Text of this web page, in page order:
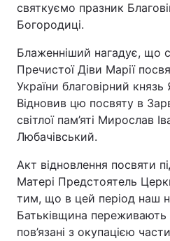
святкуємо празник
Богородиці.
Блаженніший нагадує, що
Пречистої Діви Марії
України благовірний
Відновив цю посвяту в
світлої пам’яті Мирослав
Любачівський.
Акт відновлення посвяти
Матері Предстоятель
тим, що в цей період наш
Батьківщина переживають
пов’язані з окупацією